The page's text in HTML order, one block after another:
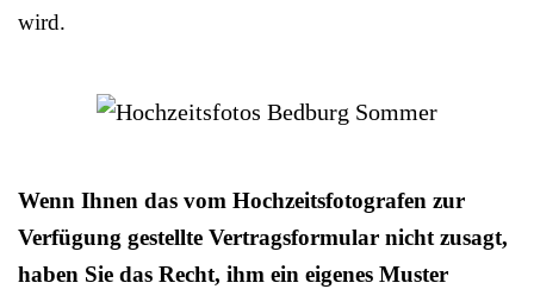
wird.
Wenn Ihnen das vom Hochzeitsfotografen zur
Verfügung gestellte Vertragsformular nicht zusagt,
haben Sie das Recht, ihm ein eigenes Muster